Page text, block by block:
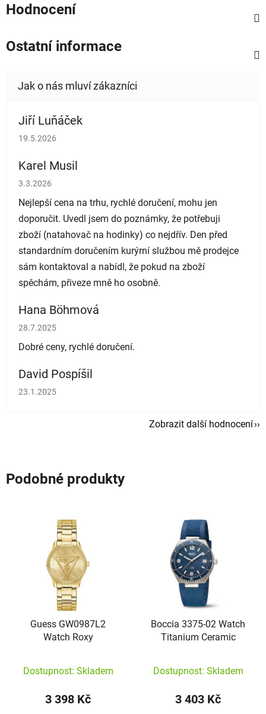
Hodnocení
Ostatní informace
Jiří Luňáček
Hodnocení obchodu je 5 z 5 hvězdiček.
19.5.2026
Karel Musil
Hodnocení obchodu je 5 z 5 hvězdiček.
3.3.2026
Nejlepší cena na trhu, rychlé doručení, mohu jen
doporučit. Uvedl jsem do poznámky, že potřebuji
zboží (natahovač na hodinky) co nejdřív. Den před
standardním doručením kurýrní službou mě prodejce
sám kontaktoval a nabídl, že pokud na zboží
spěchám, přiveze mně ho osobně.
Hana Böhmová
Hodnocení obchodu je 5 z 5 hvězdiček.
28.7.2025
Dobré ceny, rychlé doručení.
David Pospíšil
Hodnocení obchodu je 5 z 5 hvězdiček.
23.1.2025
Zobrazit další hodnocení
Podobné produkty
Guess GW0987L2
Watch Roxy
Dostupnost: Skladem
3 398 Kč
Boccia 3375-02 Watch
Titanium Ceramic
Dostupnost: Skladem
3 403 Kč